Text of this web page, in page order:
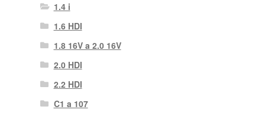
1.4 i
1.6 HDI
1.8 16V a 2.0 16V
2.0 HDI
2.2 HDI
C1 a 107